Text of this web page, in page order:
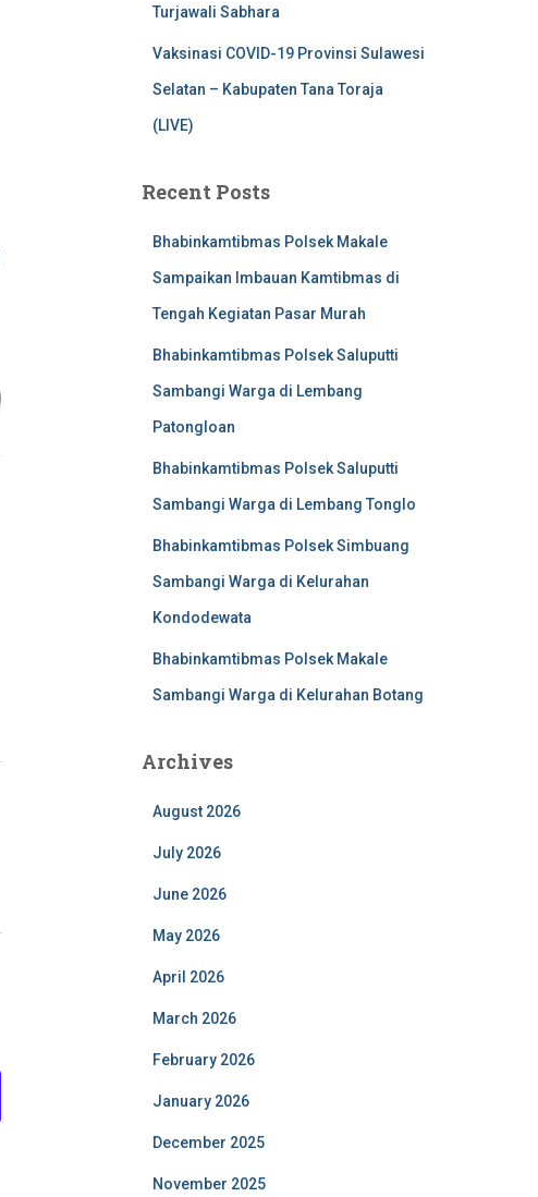
Turjawali Sabhara
Vaksinasi COVID-19 Provinsi Sulawesi
Selatan – Kabupaten Tana Toraja
(LIVE)
Recent Posts
Bhabinkamtibmas Polsek Makale
Sampaikan Imbauan Kamtibmas di
Tengah Kegiatan Pasar Murah
Bhabinkamtibmas Polsek Saluputti
Sambangi Warga di Lembang
Patongloan
Bhabinkamtibmas Polsek Saluputti
Sambangi Warga di Lembang Tonglo
Bhabinkamtibmas Polsek Simbuang
Sambangi Warga di Kelurahan
Kondodewata
Bhabinkamtibmas Polsek Makale
Sambangi Warga di Kelurahan Botang
Archives
August 2026
July 2026
June 2026
May 2026
April 2026
March 2026
February 2026
January 2026
December 2025
November 2025